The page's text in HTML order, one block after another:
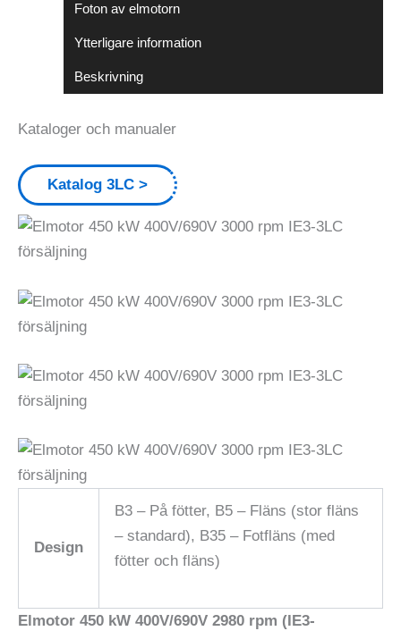
Foton av elmotorn
Ytterligare information
Beskrivning
Kataloger och manualer
Katalog 3LC
Design
B3 – På fötter, B5 – Fläns (stor fläns
– standard), B35 – Fotfläns (med
fötter och fläns)
Elmotor 450 kW 400V/690V 2980 rpm (IE3-